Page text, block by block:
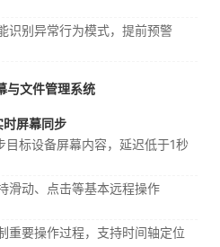
识别异常行为模式，提前预警
与文件管理系统
时屏幕同步
目标设备屏幕内容，延迟低于1秒
滑动、点击等基本远程操作
重要操作过程，支持时间轴定位